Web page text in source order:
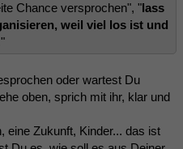
Chance versprochen", "lass
weil viel los ist und
oder wartest Du
oben, sprich mit ihr, klar und
eine Zukunft, Kinder... das ist